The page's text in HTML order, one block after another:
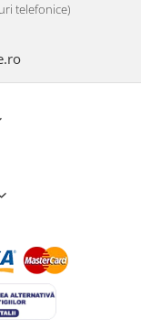
telefonice)